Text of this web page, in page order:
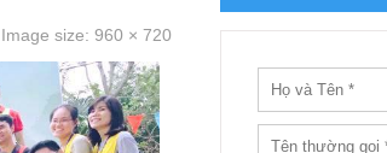
size: 960 × 720